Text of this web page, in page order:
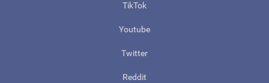
TikTok
Youtube
Twitter
Reddit